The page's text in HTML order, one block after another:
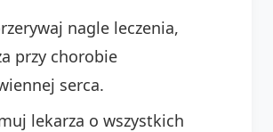
nagle leczenia,
przy chorobie
serca.
lekarza o wszystkich